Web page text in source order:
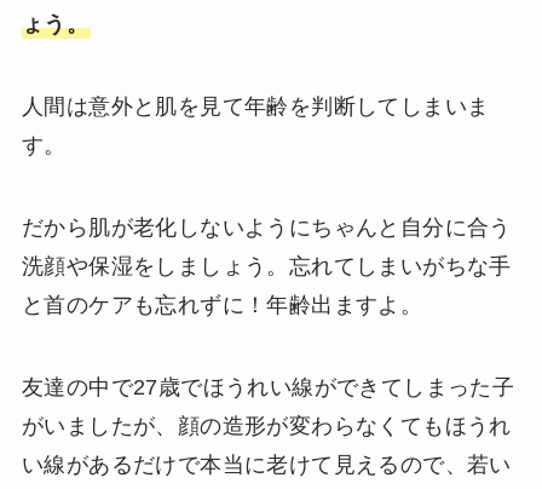
ょう。
人間は意外と肌を見て年齢を判断してしまいま
す。
だから肌が老化しないようにちゃんと自分に合う
洗顔や保湿をしましょう。忘れてしまいがちな手
と首のケアも忘れずに！年齢出ますよ。
友達の中で27歳でほうれい線ができてしまった子
がいましたが、顔の造形が変わらなくてもほうれ
い線があるだけで本当に老けて見えるので、若い